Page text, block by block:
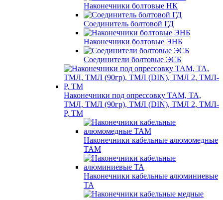
Наконечники болтовые НК
Соединитель болтовой ГД
Наконечники болтовые ЭНБ
Соединители болтовые ЭСБ
Наконечники под опрессовку ТАМ, ТА,
ТМЛ, ТМЛ (90гр), ТМЛ (DIN), ТМЛ 2, ТМЛ-
Р, ТМ
Наконечники кабельные алюмомедные
ТАМ
Наконечники кабельные алюминиевые
ТА